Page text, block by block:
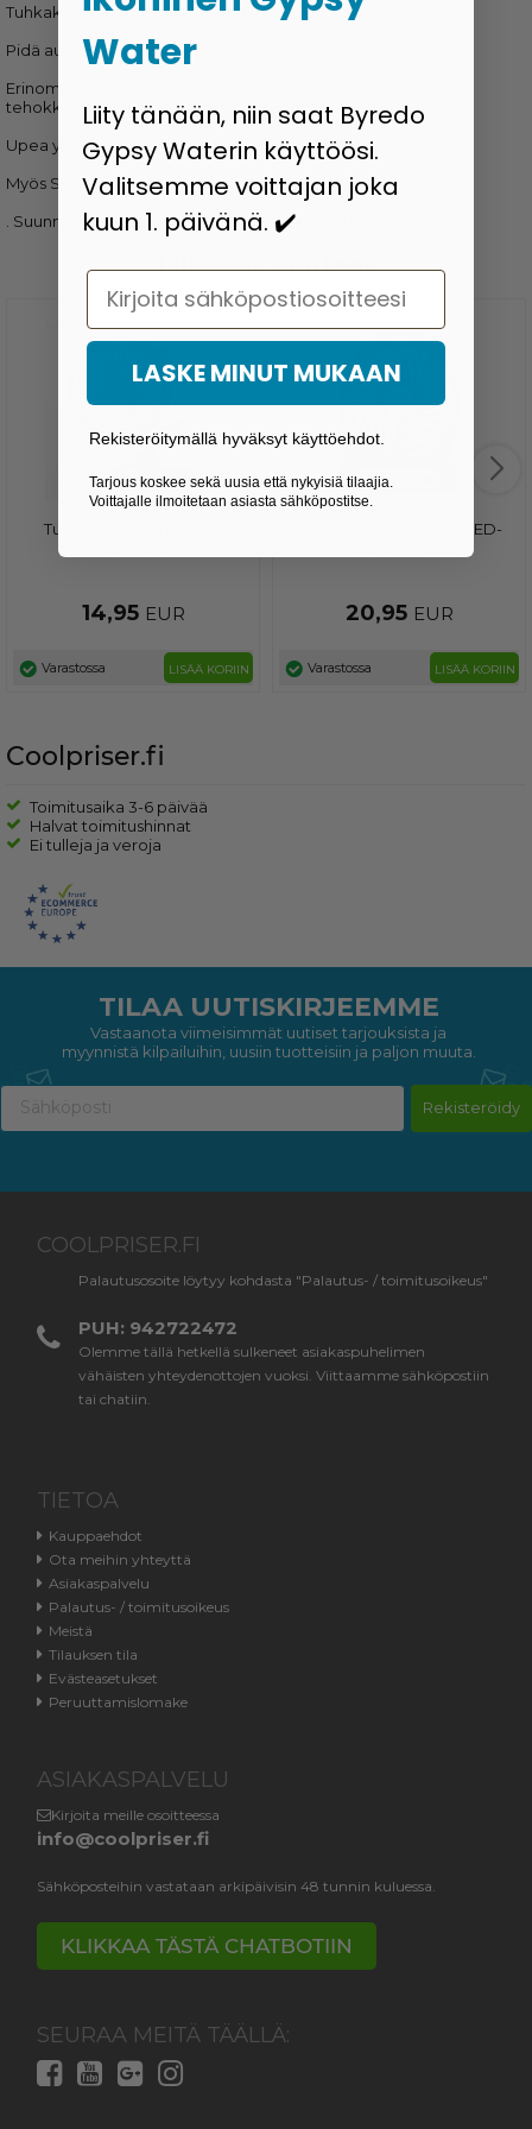
Tuhkakupissa on LED-valo, joka syttyy, kun kansi avataan.
Pidä autosi puhtaana ja tuoreena
Erinomaisen tiivistyksen ansiosta tämä tuhkakuppi estää
tehokkaasti sisällä olevaa tuhkaa puhaltamasta ulos tuulesta.
Upea yhdistelmä käytännöllisyyttä ja estetiikkaa
Myös Stor sisustus kotiin, toimistoon tai autoon
. Suunniteltu sinisellä LED-valolla, kätevä käyttää
Liittyvät tuotteet
Tuuletin klipsillä ja USB-
14,95 EUR
Varastossa LISÄÄ KORIIN
Pieni tehokas tuuletin LED-
20,95 EUR
Varastossa LISÄÄ KORIIN
Coolpriser.fi
Toimitusaika 3-6 päivää
Halvat toimitushinnat
Ei tulleja ja veroja
TILAA UUTISKIRJEEMME
Vastaanota viimeisimmät uutiset tarjouksista ja
myynnistä kilpailuihin, uusiin tuotteisiin ja paljon muuta.
Rekisteröidy
COOLPRISER.FI
Palautusosoite löytyy kohdasta "Palautus- / toimitusoikeus"
PUH: 942722472
Olemme tällä hetkellä sulkeneet asiakaspuhelimen
vähäisten yhteydenottojen vuoksi. Viittaamme sähköpostiin
tai chatiin.
TIETOA
Kauppaehdot
Ota meihin yhteyttä
Asiakaspalvelu
Palautus- / toimitusoikeus
Meistä
Tilauksen tila
Evästeasetukset
Peruuttamislomake
ASIAKASPALVELU
Kirjoita meille osoitteessa
info@coolpriser.fi
Sähköposteihin vastataan arkipäivisin 48 tunnin kuluessa.
KLIKKAA TÄSTÄ CHATBOTIIN
SEURAA MEITÄ TÄÄLLÄ:
Water
Liity tänään, niin saat Byredo
Gypsy Waterin käyttöösi.
Valitsemme voittajan joka
kuun 1. päivänä. ✔️
Email
LASKE MINUT MUKAAN
Rekisteröitymällä hyväksyt käyttöehdot.
Tarjous koskee sekä uusia että nykyisiä tilaajia.
Voittajalle ilmoitetaan asiasta sähköpostitse.